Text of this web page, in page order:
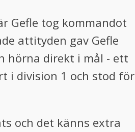
Gefle tog kommandot
attityden gav Gefle
hörna direkt i mål - ett
i division 1 och stod för
och det känns extra